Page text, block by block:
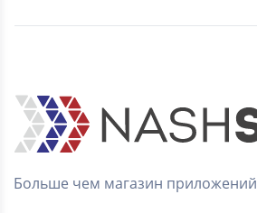
Больше чем магазин приложений